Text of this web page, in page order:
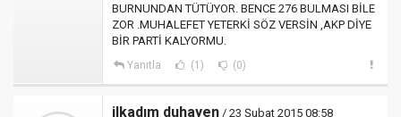
BURNUNDAN TÜTÜYOR. BENCE 276 BULMASI BİLE
ZOR .MUHALEFET YETERKİ SÖZ VERSİN ,AKP DİYE
BİR PARTİ KALYORMU.
Yanıtla (1) (0)
ilkadım duhayen / 23 Şubat 2015 08:58